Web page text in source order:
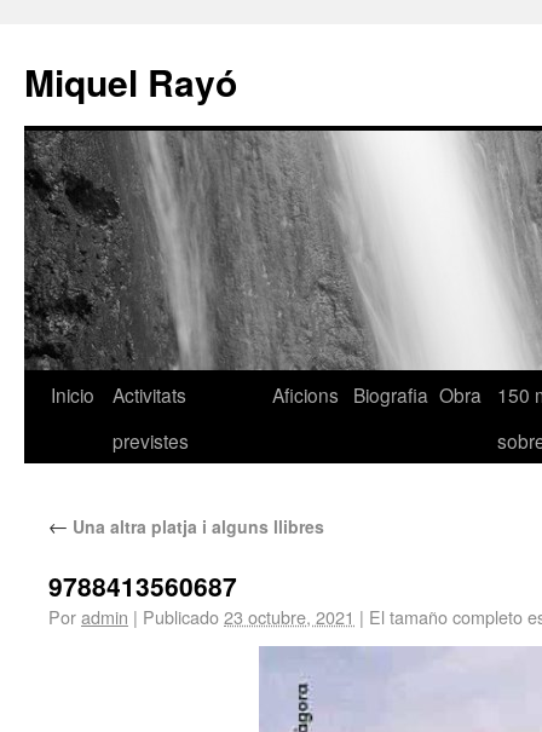
Miquel Rayó
Inicio
Activitats
previstes
Aficions Biografia Obra
150
← Una altra platja i alguns llibres
9788413560687
Poradmin | Publicado23 octubre, 2021 | El tamaño completo